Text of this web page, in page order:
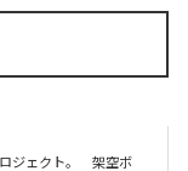
ジェクト。　架空ボ